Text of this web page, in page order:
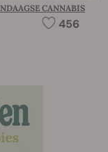
CANNABIS
456